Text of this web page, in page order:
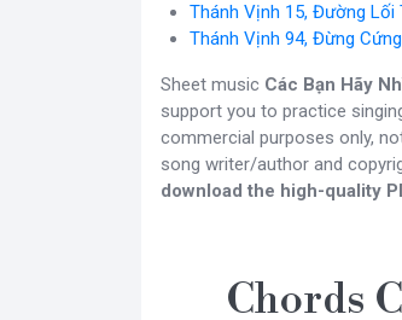
Thánh Vịnh 15, Đường Lối
Thánh Vịnh 94, Đừng
Sheet music Các Bạn Hãy
support you to practice
commercial purposes only,
song writer/author and
download the high-quality
Chords